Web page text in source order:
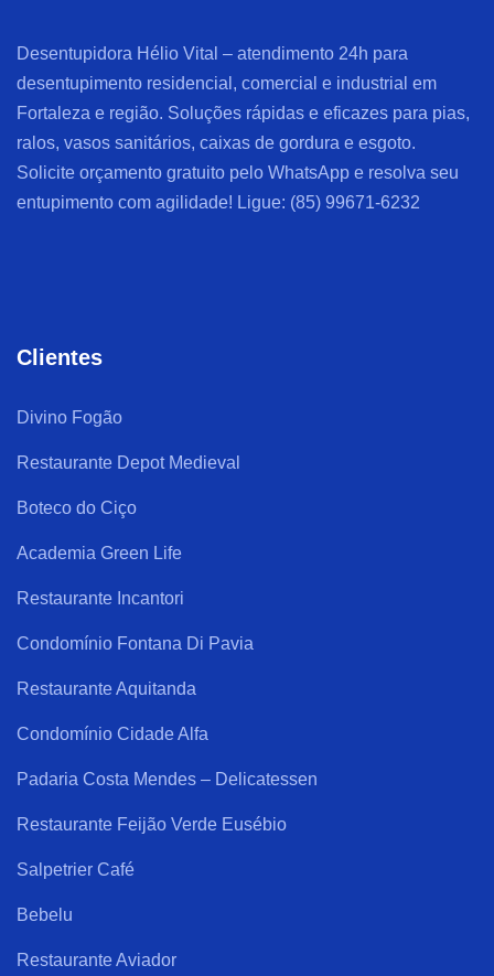
Desentupidora Hélio Vital – atendimento 24h para
desentupimento residencial, comercial e industrial em
Fortaleza e região. Soluções rápidas e eficazes para pias,
ralos, vasos sanitários, caixas de gordura e esgoto.
Solicite orçamento gratuito pelo WhatsApp e resolva seu
entupimento com agilidade! Ligue: (85) 99671-6232
Clientes
Divino Fogão
Restaurante Depot Medieval
Boteco do Ciço
Academia Green Life
Restaurante Incantori
Condomínio Fontana Di Pavia
Restaurante Aquitanda
Condomínio Cidade Alfa
Padaria Costa Mendes – Delicatessen
Restaurante Feijão Verde Eusébio
Salpetrier Café
Bebelu
Restaurante Aviador